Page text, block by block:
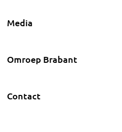
Media
Omroep Brabant
Contact